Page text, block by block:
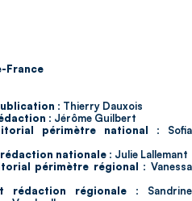
France
: Thierry Dauxois
: Jérôme Guilbert
périmètre national : Sofia
nationale : Julie Lallemant
périmètre régional : Vanessa
rédaction régionale : Sandrine